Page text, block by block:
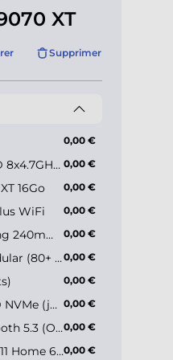
XT
Supprimer
0,00 €
AMD Ryzen 7 9800X3D 8x4.7GHz (max 5.2GHz) 0,00 €
16Go 0,00 €
WiFi 0,00 €
Watercooling 240mm - Deepcool LE240 V2 ARGB 0,00 €
750W MSI MAG Modular (80+ Gold)0,00 €
0,00 €
2000Go SSD NVMe (jusqu’à 5000Mo/s) 0,00 €
WiFi 6E + Bluetooth 5.3 (Onboard)0,00 €
Windows 11 Home 64 bits FR0,00 €